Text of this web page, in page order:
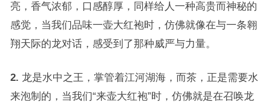
亮，香气浓郁，口感醇厚，同样给人一种高贵而神秘的
感觉，当我们品味一壶大红袍时，仿佛就像在与一条翱
翔天际的龙对话，感受到了那种威严与力量。
2. 龙是水中之王，掌管着江河湖海，而茶，正是需要水
来泡制的，当我们“来壶大红袍”时，仿佛就是在召唤龙